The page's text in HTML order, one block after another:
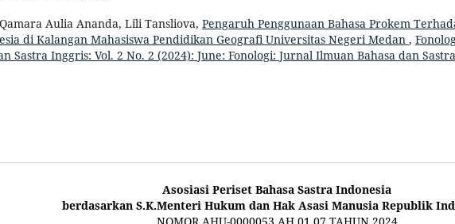
Aulia Ananda, Lili Tansliova, Pengaruh Penggunaan Bahasa Prokem
di Kalangan Mahasiswa Pendidikan Geografi Universitas Negeri Medan ,
Sastra Inggris: Vol. 2 No. 2 (2024): June: Fonologi: Jurnal Ilmuan Bahasa dan Sastra
Asosiasi Periset Bahasa Sastra Indonesia
berdasarkan S.K.Menteri Hukum dan Hak Asasi Manusia Republik